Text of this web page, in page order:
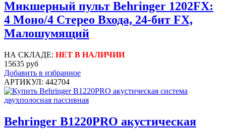
Микшерный пульт Behringer 1202FX:
4 Моно/4 Стерео Входа, 24-бит FX,
Малошумящий
НА СКЛАДЕ: НЕТ В НАЛИЧИИ
15635 руб
Добавить в избранное
АРТИКУЛ: 442704
Behringer B1220PRO акустическая